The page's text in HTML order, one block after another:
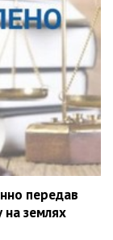
передав
на землях